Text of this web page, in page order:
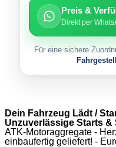
Preis &
Direkt per
Für eine sichere
Dein Fahrzeug Lädt /
Unzuverlässige Starts &
ATK-Motoraggregate -
einbaufertig geliefert! -